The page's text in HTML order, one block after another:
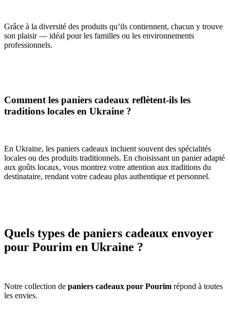
Grâce à la diversité des produits qu’ils contiennent, chacun y trouve
son plaisir — idéal pour les familles ou les environnements
professionnels.
Comment les paniers cadeaux reflètent-ils les
traditions locales en Ukraine ?
En Ukraine, les paniers cadeaux incluent souvent des spécialités
locales ou des produits traditionnels. En choisissant un panier adapté
aux goûts locaux, vous montrez votre attention aux traditions du
destinataire, rendant votre cadeau plus authentique et personnel.
Quels types de paniers cadeaux envoyer
pour Pourim en Ukraine ?
Notre collection de paniers cadeaux pour Pourim répond à toutes
les envies.